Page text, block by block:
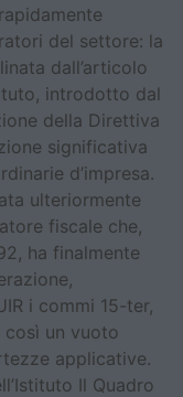
del settore: la
dall’articolo
introdotto dal
della Direttiva
significativa
d’impresa.
ulteriormente
fiscale che,
ha finalmente
i commi 15-ter,
così un vuoto
applicative.
Il Quadro